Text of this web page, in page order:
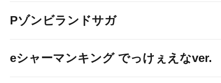
Pゾンビランドサガ
eシャーマンキング でっけぇえなver.